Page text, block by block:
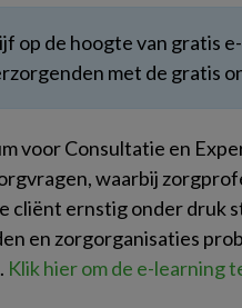
op de hoogte van gratis
met de gratis
voor Consultatie en
waarbij
cliënt ernstig onder druk
en zorgorganisaties
Klik hier om de e-learning